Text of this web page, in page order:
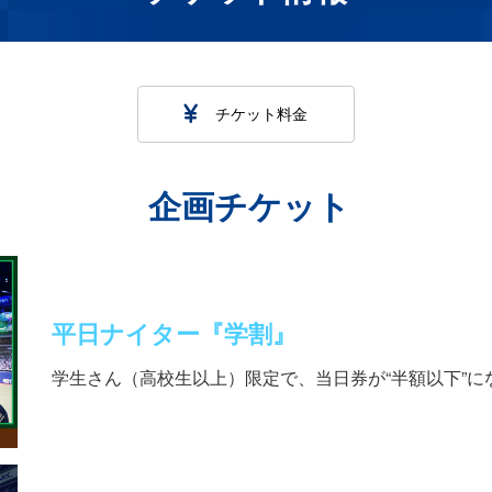
チケット料金
企画チケット
平日ナイター『学割』
学生さん（高校生以上）限定で、当日券が“半額以下”